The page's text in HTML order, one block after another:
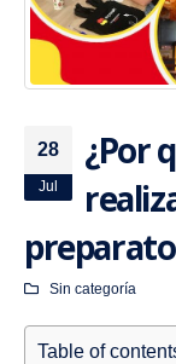
28
Jul
¿Por
Sin categoría
Table of